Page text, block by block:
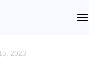
2023